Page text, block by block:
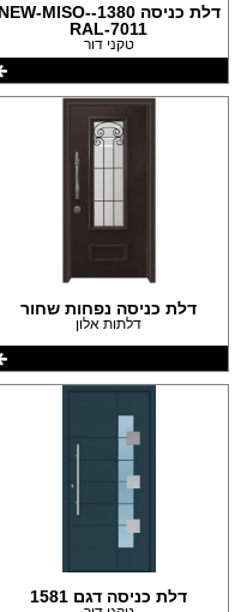
דלת כניסה 1380-NEW-MISO-
RAL-7011
טקני דור
דלת כניסה נפחות שחור
דלתות אלון
דלת כניסה דגם 1581